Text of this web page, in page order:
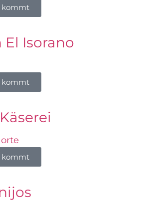
kommt
El Isorano
kommt
kommt